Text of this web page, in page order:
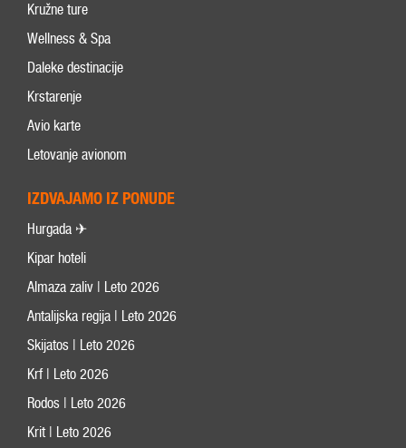
Kružne ture
Wellness & Spa
Daleke destinacije
Krstarenje
Avio karte
Letovanje avionom
IZDVAJAMO IZ PONUDE
Hurgada ✈
Kipar hoteli
Almaza zaliv | Leto 2026
Antalijska regija | Leto 2026
Skijatos | Leto 2026
Krf | Leto 2026
Rodos | Leto 2026
Krit | Leto 2026